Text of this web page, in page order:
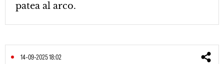
patea al arco.
14-09-2025 18:02